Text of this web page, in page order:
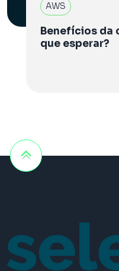
AWS
Benefícios da
que esperar?